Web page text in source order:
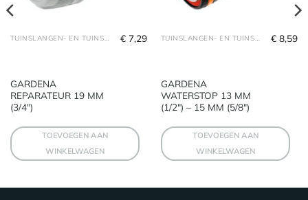
TUINSLANGEN- EN TUINSLANGHOUDERS
GARDENA
REPARATEUR 19 MM
(3/4″)
€ 7,29
TOEVOEGEN AAN
WINKELWAGEN
TUINSLANGEN- EN TUINSLANGHOUDERS
GARDENA
WATERSTOP 13 MM
(1/2″) – 15 MM (5/8″)
€ 8,59
TOEVOEGEN AAN
WINKELWAGEN